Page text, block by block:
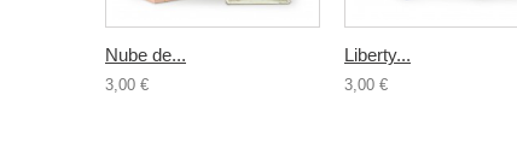
Nube de...
3,00 €
Liberty...
3,00 €